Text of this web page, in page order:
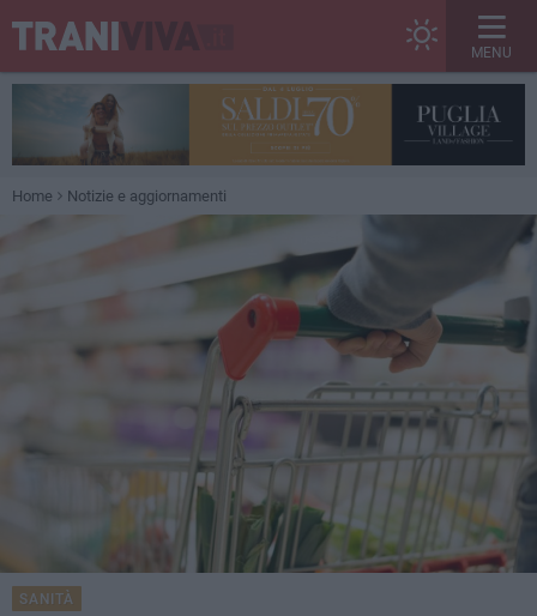
MENU
Home Notizie e aggiornamenti
SANITÀ